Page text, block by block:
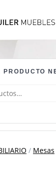
PRODUCTO
/ Mesas